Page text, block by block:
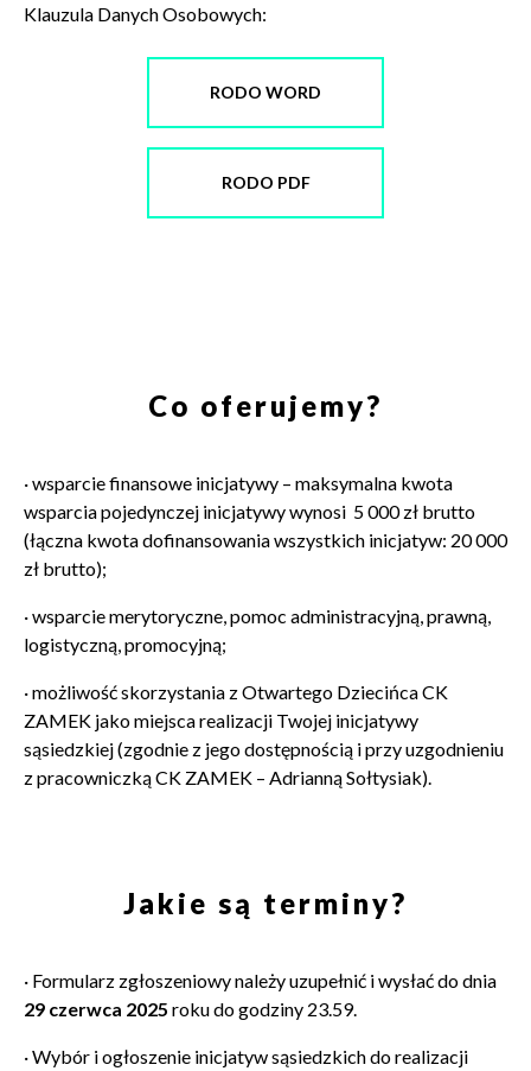
Klauzula Danych Osobowych:
RODO WORD
RODO PDF
Co oferujemy?
· wsparcie finansowe inicjatywy – maksymalna kwota
wsparcia pojedynczej inicjatywy wynosi 5 000 zł brutto
(łączna kwota dofinansowania wszystkich inicjatyw: 20 000
zł brutto);
· wsparcie merytoryczne, pomoc administracyjną, prawną,
logistyczną, promocyjną;
· możliwość skorzystania z Otwartego Dziecińca CK
ZAMEK jako miejsca realizacji Twojej inicjatywy
sąsiedzkiej (zgodnie z jego dostępnością i przy uzgodnieniu
z pracowniczką CK ZAMEK – Adrianną Sołtysiak).
Jakie są terminy?
· Formularz zgłoszeniowy należy uzupełnić i wysłać do dnia
29 czerwca 2025 roku do godziny 23.59.
·Wybór i ogłoszenie inicjatyw sąsiedzkich do realizacji